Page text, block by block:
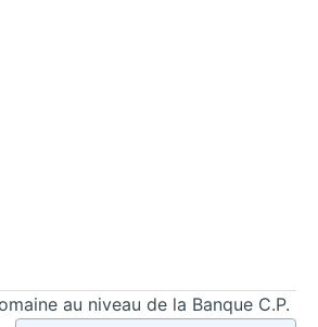
au niveau de la Banque C.P.